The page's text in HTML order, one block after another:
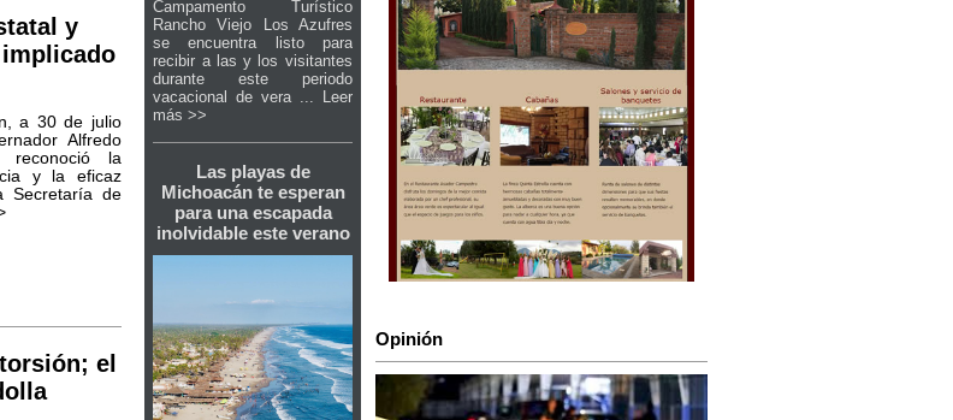
y
a 30 de julio
Alfredo
reconoció la
y la eficaz
Secretaría de
el
Campamento Turístico
Rancho Viejo Los Azufres
se encuentra listo para
recibir a las y los visitantes
durante este periodo
vacacional de vera ...
Leer
más >>
Las playas de
Michoacán te esperan
para una escapada
inolvidable este verano
Opinión